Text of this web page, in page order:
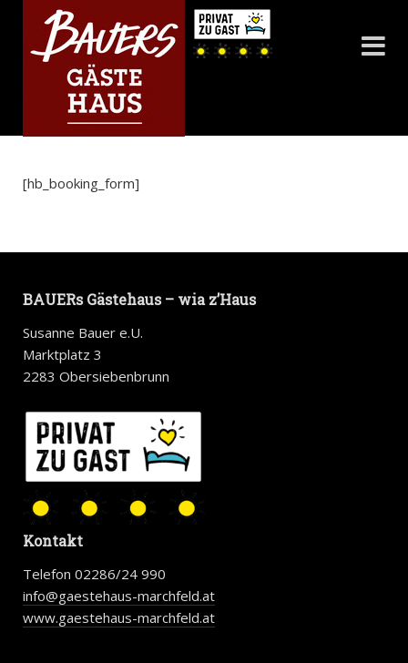
[hb_booking_form]
BAUERs Gästehaus – wia z’Haus
Susanne Bauer e.U.
Marktplatz 3
2283 Obersiebenbrunn
Kontakt
Telefon 02286/24 990
info@gaestehaus-marchfeld.at
www.gaestehaus-marchfeld.at